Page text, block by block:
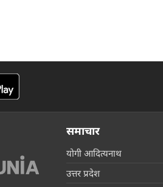
समाचार
योगी आदित्यनाथ
उत्तर प्रदेश